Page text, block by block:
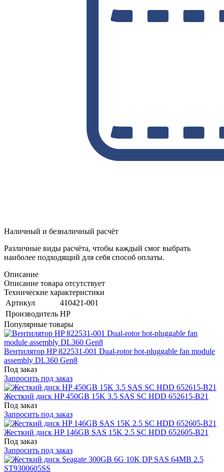
Наличный и безналичный расчёт
Различные виды расчёта, чтобы каждый смог выбрать
наиболее подходящий для себя способ оплаты.
Описание
Описание товара отсутствует
Технические характеристики
Артикул
410421-001
Производитель HP
Популярные товары
Вентилятор HP 822531-001 Dual-rotor hot-pluggable fan module
assembly DL360 Gen8
Под заказ
Запросить под заказ
Жесткий диск HP 450GB 15K 3.5 SAS SC HDD 652615-B21
Под заказ
Запросить под заказ
Жесткий диск HP 146GB SAS 15K 2.5 SC HDD 652605-B21
Под заказ
Запросить под заказ